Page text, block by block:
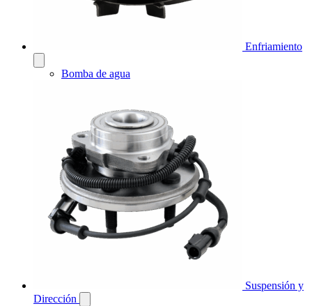
Enfriamiento
Bomba de agua
Suspensión y
Dirección